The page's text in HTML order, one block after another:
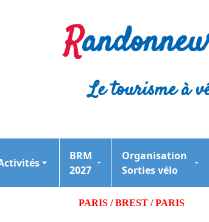
R
Le tourisme à
BRM
2027
Organisation
Sorties vélo
PARIS / BREST / PARIS